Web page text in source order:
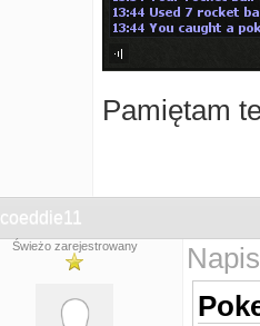
Pamiętam
coeddie11
Świeżo zarejestrowany